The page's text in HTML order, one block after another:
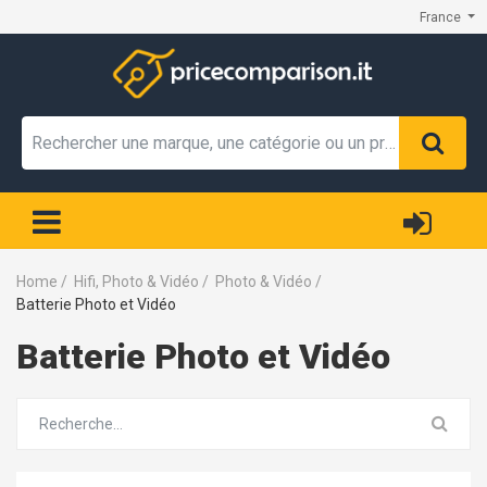
France
Home / Hifi, Photo & Vidéo / Photo & Vidéo /
Batterie Photo et Vidéo
Batterie Photo et Vidéo